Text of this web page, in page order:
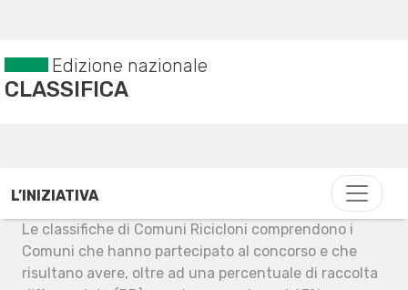
Edizione nazionale
CLASSIFICA
L’INIZIATIVA
Le classifiche di Comuni Ricicloni comprendono i
Comuni che hanno partecipato al concorso e che
risultano avere, oltre ad una percentuale di raccolta